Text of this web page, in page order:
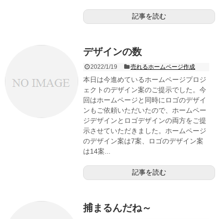
記事を読む
デザインの数
2022/1/19 売れるホームページ作成
本日は今進めているホームページプロジ
ェクトのデザイン案のご提示でした。今
回はホームページと同時にロゴのデザイ
ンもご依頼いただいたので、ホームペー
ジデザインとロゴデザインの両方をご提
示させていただきました。ホームページ
のデザイン案は7案、ロゴのデザイン案
は14案...
記事を読む
捕まるんだね～